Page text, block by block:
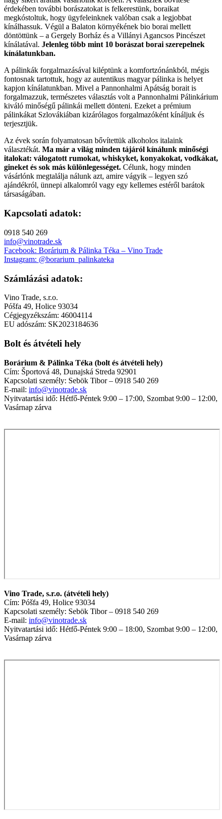
érdekében további borászatokat is felkerestünk, boraikat
megkóstoltuk, hogy ügyfeleinknek valóban csak a legjobbat
kínálhassuk. Végül a Balaton környékének bio borai mellett
döntöttünk – a Gergely Borház és a Villányi Agancsos Pincészet
kínálatával. Jelenleg több mint 10 borászat borai szerepelnek
kínálatunkban.
A pálinkák forgalmazásával kiléptünk a komfortzónánkból, mégis
fontosnak tartottuk, hogy az autentikus magyar pálinka is helyet
kapjon kínálatunkban. Mivel a Pannonhalmi Apátság borait is
forgalmazzuk, természetes választás volt a Pannonhalmi Pálinkárium
kiváló minőségű pálinkái mellett dönteni. Ezeket a prémium
pálinkákat Szlovákiában kizárólagos forgalmazóként kínáljuk és
terjesztjük.
Az évek során folyamatosan bővítettük alkoholos italaink
választékát. Ma már a világ minden tájáról kínálunk minőségi
italokat: válogatott rumokat, whiskyket, konyakokat, vodkákat,
gineket és sok más különlegességet. Célunk, hogy minden
vásárlónk megtalálja nálunk azt, amire vágyik – legyen szó
ajándékról, ünnepi alkalomról vagy egy kellemes estéről barátok
társaságában.
Kapcsolati adatok:
0918 540 269
info@vinotrade.sk
Facebook: Borárium & Pálinka Téka – Vino Trade
Instagram: @borarium_palinkateka
Számlázási adatok:
Vino Trade, s.r.o.
Póšfa 49, Holice 93034
Cégjegyzékszám: 46004114
EU adószám: SK2023184636
Bolt és átvételi hely
Borárium & Pálinka Téka (bolt és átvételi hely)
Cím: Športová 48, Dunajská Streda 92901
Kapcsolati személy: Sebök Tibor – 0918 540 269
E-mail: info@vinotrade.sk
Nyitvatartási idő: Hétfő-Péntek 9:00 – 17:00, Szombat 9:00 – 12:00,
Vasárnap zárva
Vino Trade, s.r.o. (átvételi hely)
Cím: Póšfa 49, Holice 93034
Kapcsolati személy: Sebök Tibor – 0918 540 269
E-mail: info@vinotrade.sk
Nyitvatartási idő: Hétfő-Péntek 9:00 – 18:00, Szombat 9:00 – 12:00,
Vasárnap zárva